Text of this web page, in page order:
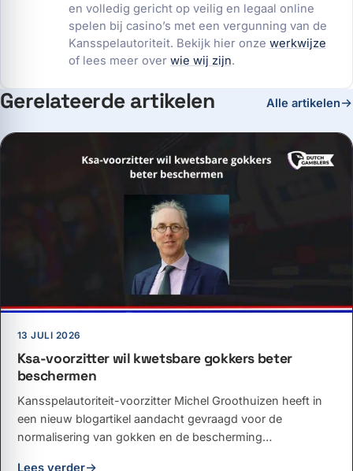
en volledig gericht op veilig en legaal online
spelen bij casino’s met een vergunning van de
Kansspelautoriteit. Bekijk hier onze werkwijze
of lees meer over wie wij zijn.
Gerelateerde artikelen Alle artikelen
13 JULI 2026
Ksa-voorzitter wil kwetsbare gokkers beter
beschermen
Kansspelautoriteit-voorzitter Michel Groothuizen heeft in
een nieuw blogartikel aandacht gevraagd voor de
normalisering van gokken en de bescherming…
Lees verder